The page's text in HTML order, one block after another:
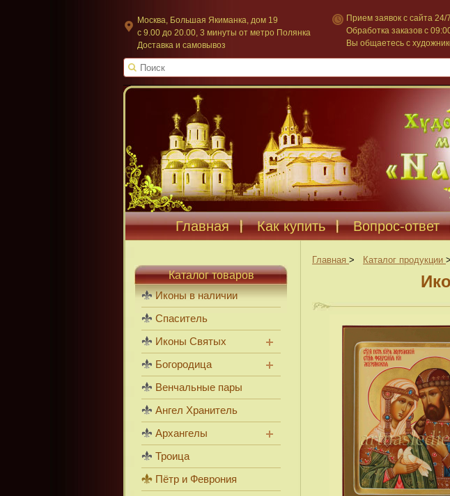
Москва, Большая Якиманка, дом 19
c 9.00 до 20.00, 3 минуты от метро Полянка
Доставка и самовывоз
Прием заявок с сайта 24/7
Обработка заказов с
Вы общаетесь с
Главная Как купить Вопрос-ответ
Главная > Каталог продукции >
Каталог товаров
Иконы в наличии
Спаситель
Иконы Святых
Богородица
Венчальные пары
Ангел Хранитель
Архангелы
Троица
Пётр и Феврония